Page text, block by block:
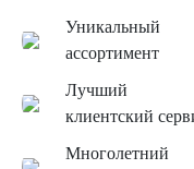
Уникальный
ассортимент
Лучший
клиентский
Многолетний